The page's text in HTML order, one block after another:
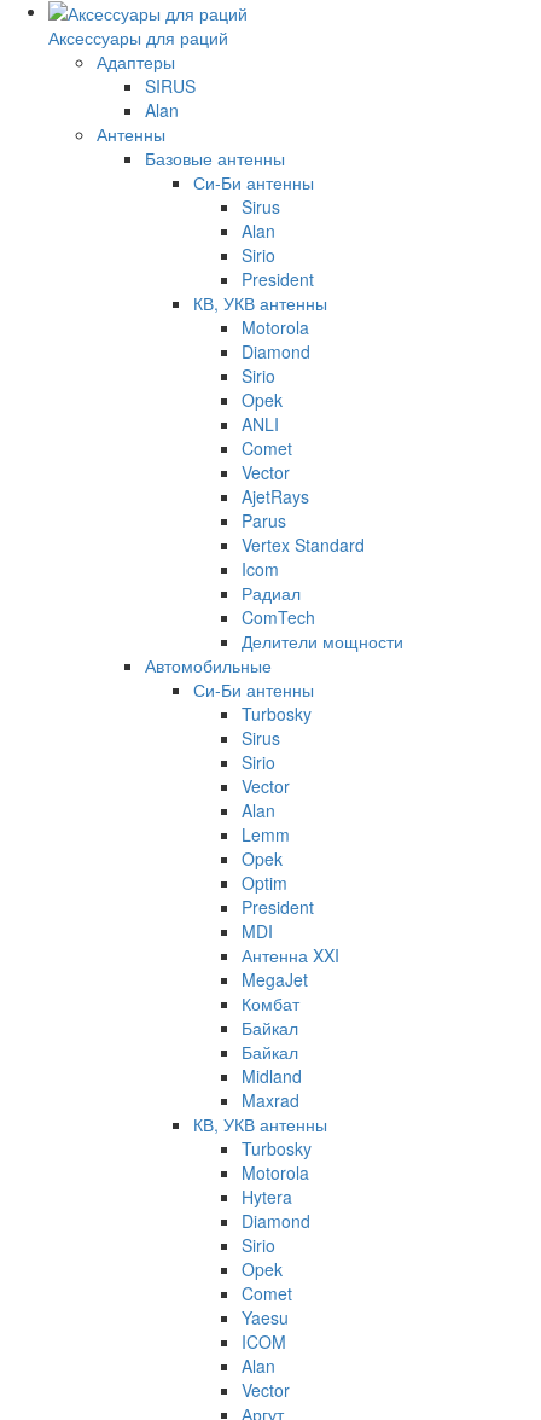
Аксессуары для раций
Адаптеры
SIRUS
Alan
Антенны
Базовые антенны
Си-Би антенны
Sirus
Alan
Sirio
President
КВ, УКВ антенны
Motorola
Diamond
Sirio
Opek
ANLI
Comet
Vector
AjetRays
Parus
Vertex Standard
Icom
Радиал
ComTech
Делители мощности
Автомобильные
Си-Би антенны
Turbosky
Sirus
Sirio
Vector
Alan
Lemm
Opek
Optim
President
MDI
Антенна XXI
MegaJet
Комбат
Байкал
Байкал
Midland
Maxrad
КВ, УКВ антенны
Turbosky
Motorola
Hytera
Diamond
Sirio
Opek
Comet
Yaesu
ICOM
Alan
Vector
Аргут